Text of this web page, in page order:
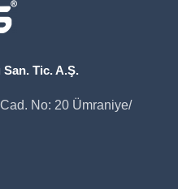
Tic. A.Ş.
No: 20 Ümraniye/